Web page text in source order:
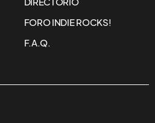
FORO INDIE ROCKS!
F.A.Q.